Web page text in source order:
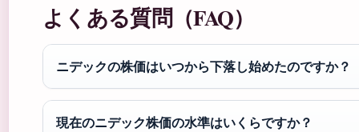
よくある質問（FAQ）
ニデックの株価はいつから下落し始めたのですか？
現在のニデック株価の水準はいくらですか？